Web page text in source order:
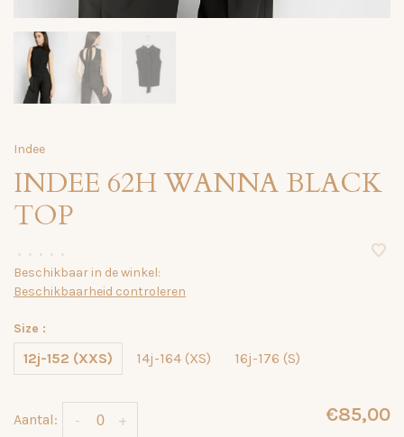
Indee
INDEE 62H WANNA BLACK
TOP
• • • • •
Beschikbaar in de winkel:
Beschikbaarheid controleren
Size :
12j-152 (XXS) 14j-164 (XS) 16j-176 (S)
Aantal: +
- €85,00